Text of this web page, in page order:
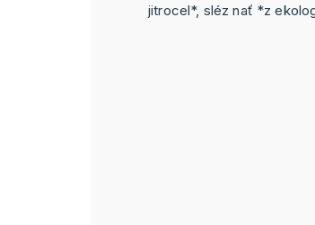
jitrocel*, sléz nať *z